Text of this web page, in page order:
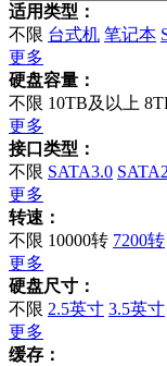
适用类型：
不限 台式机 笔记本
更多
硬盘容量：
不限 10TB及以上
更多
接口类型：
不限 SATA3.0
更多
转速：
不限 10000转 7200转
更多
硬盘尺寸：
不限 2.5英寸 3.5英寸
更多
缓存：